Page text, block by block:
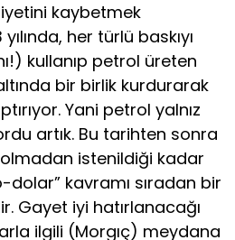
kaybetmek
her türlü baskıyı
kullanıp petrol üreten
bir birlik kurdurarak
Yani petrol yalnız
artık. Bu tarihten sonra
olmadan istenildiği kadar
dolar” kavramı sıradan bir
Gayet iyi hatırlanacağı
ilgili (Morgıç) meydana